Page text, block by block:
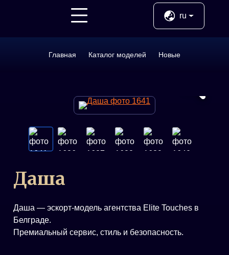
ru
Главная Каталог моделей Новые
Даша
Даша — эскорт-модель агентства Elite Touches в
Белграде.
Премиальный сервис, стиль и безопасность.
Услуги